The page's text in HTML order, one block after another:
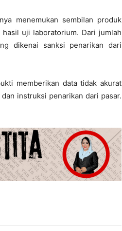
menemukan sembilan produk
uji laboratorium. Dari jumlah
dikenai sanksi penarikan dari
memberikan data tidak akurat
instruksi penarikan dari pasar.